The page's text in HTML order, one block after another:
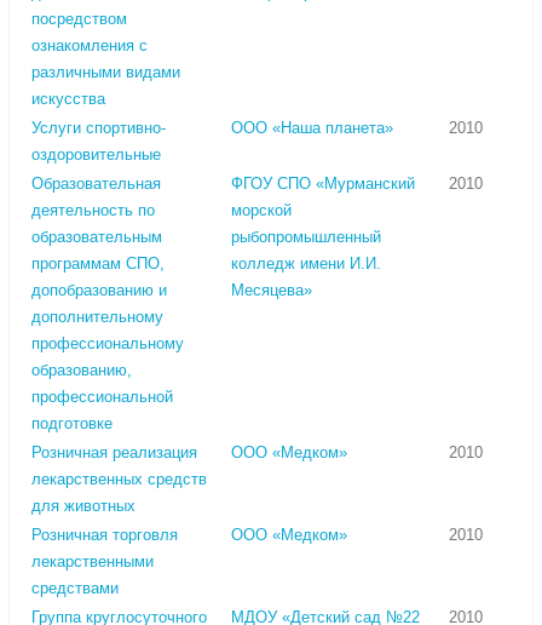
посредством
ознакомления с
различными видами
искусства
Услуги спортивно-
оздоровительные
ООО «Наша планета» 2010
Образовательная
деятельность по
образовательным
программам СПО,
допобразованию и
дополнительному
профессиональному
образованию,
профессиональной
подготовке
ФГОУ СПО «Мурманский
морской
рыбопромышленный
колледж имени И.И.
Месяцева»
2010
Розничная реализация
лекарственных средств
для животных
ООО «Медком» 2010
Розничная торговля
лекарственными
средствами
ООО «Медком» 2010
Группа круглосуточного
МДОУ «Детский сад №22
2010